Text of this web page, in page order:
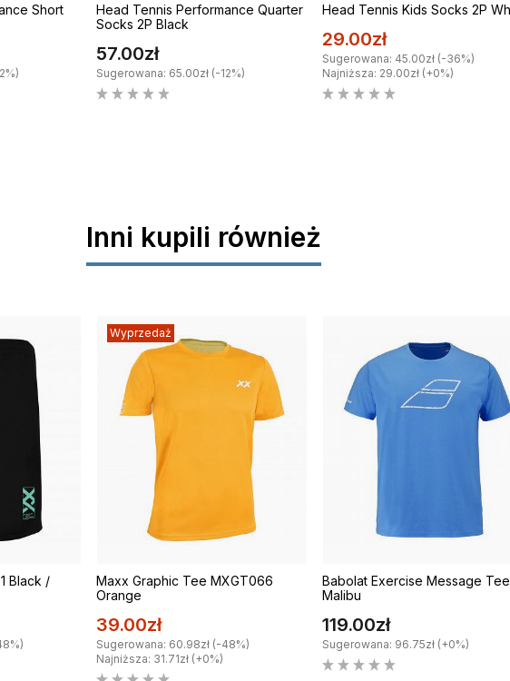
Short
Head Tennis Performance Quarter
Socks 2P Black
57.00zł
Sugerowana: 65.00zł (-12%)
Head Tennis Kids Socks 2P
29.00zł
Sugerowana: 45.00zł (-36%)
Najniższa: 29.00zł (+0%)
Inni kupili również
Black /
Wyprzedaż
Maxx Graphic Tee MXGT066
Orange
39.00zł
Sugerowana: 60.98zł (-48%)
Najniższa: 31.71zł (+0%)
Babolat Exercise Message Tee
Malibu
119.00zł
Sugerowana: 96.75zł (+0%)